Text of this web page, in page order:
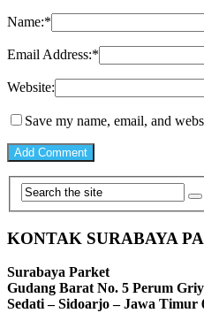
Name:*
Email Address:*
Website:
Save my name, email, and
KONTAK SURABAYA
Surabaya Parket
Gudang Barat No. 5 Perum
Sedati – Sidoarjo – Jawa Timur